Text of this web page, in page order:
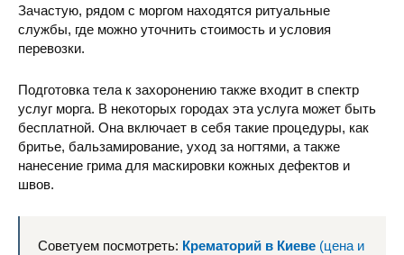
Зачастую, рядом с моргом находятся ритуальные
службы, где можно уточнить стоимость и условия
перевозки.
Подготовка тела к захоронению также входит в спектр
услуг морга. В некоторых городах эта услуга может быть
бесплатной. Она включает в себя такие процедуры, как
бритье, бальзамирование, уход за ногтями, а также
нанесение грима для маскировки кожных дефектов и
швов.
Советуем посмотреть: Крематорий в Киеве (цена и